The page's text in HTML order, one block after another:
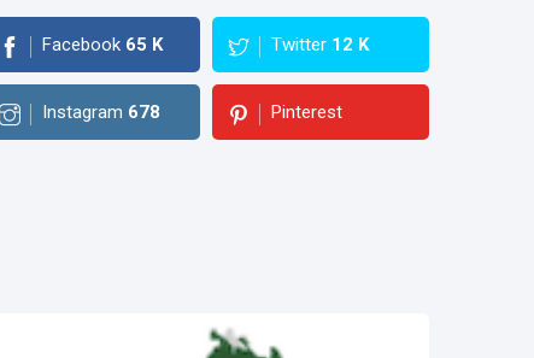
Facebook 65 K Twitter 12 K
Instagram 678 Pinterest